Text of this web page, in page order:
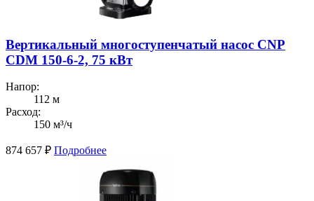
Вертикальный многоступенчатый насос CNP
CDM 150-6-2, 75 кВт
Напор:
112 м
Расход:
150 м³/ч
874 657 ₽ Подробнее